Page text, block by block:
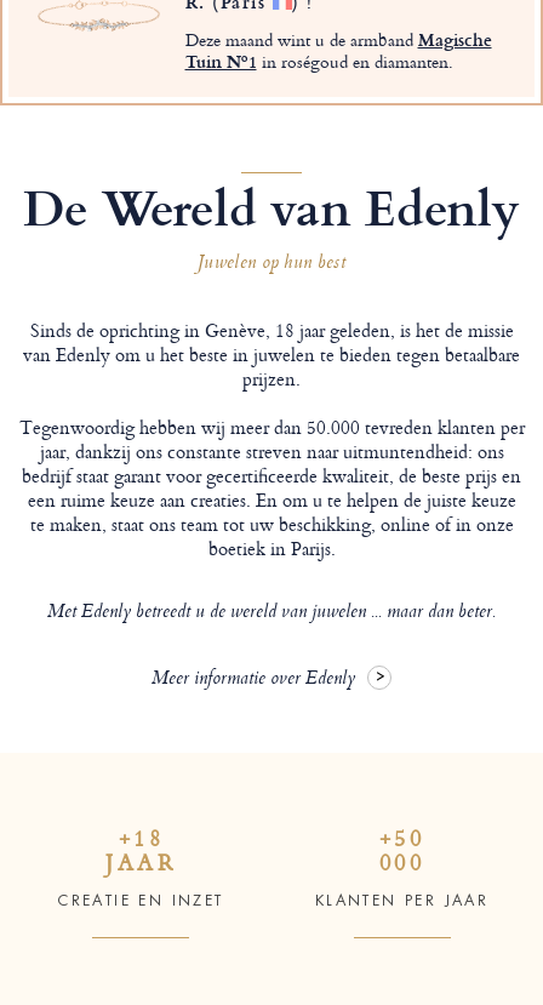
Deze maand wint u de armbandMagische
Tuin Nº1 in roségoud en diamanten.
De Wereld van Edenly
Juwelen op hun best
Sinds de oprichting in Genève, 18 jaar geleden, is het de missie
van Edenly om u het beste in juwelen te bieden tegen betaalbare
prijzen.
Tegenwoordig hebben wij meer dan 50.000 tevreden klanten per
jaar, dankzij ons constante streven naar uitmuntendheid: ons
bedrijf staat garant voor gecertificeerde kwaliteit, de beste prijs en
een ruime keuze aan creaties. En om u te helpen de juiste keuze
te maken, staat ons team tot uw beschikking, online of in onze
boetiek in Parijs.
Met Edenly betreedt u de wereld van juwelen ... maar dan beter.
Meer informatie over Edenly
+18
JAAR
CREATIE EN INZET
+50
000
KLANTEN PER JAAR